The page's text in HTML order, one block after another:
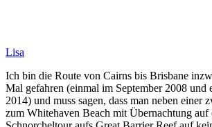
Lisa
Ich bin die Route von Cairns bis Brisbane
Mal gefahren (einmal im September 2008 und
2014) und muss sagen, dass man neben einer
zum Whitehaven Beach mit Übernachtung auf